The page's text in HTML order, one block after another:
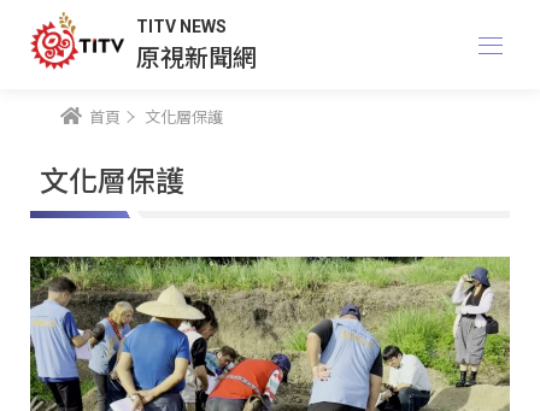
TITV NEWS
原視新聞網
首頁 文化層保護
文化層保護